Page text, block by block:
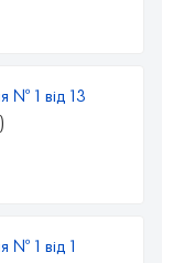
№ 1 від 13
№ 1 від 1